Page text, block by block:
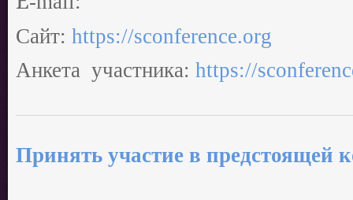
Сайт: https://sconference.org
Анкета участника: https://
Принять участие в предстоящей